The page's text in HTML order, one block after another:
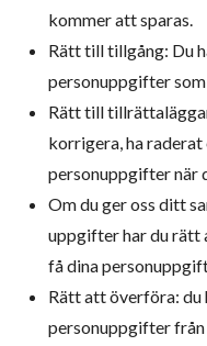
kommer att sparas.
Rätt till tillgång: Du
personuppgifter
Rätt till
korrigera, ha
personuppgifter när
Om du ger oss ditt
uppgifter har du rätt
få dina
Rätt att överföra: du
personuppgifter